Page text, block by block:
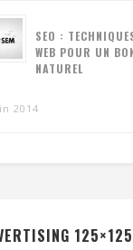
SEO :
WEB POUR UN
NATUREL
2014
125×125